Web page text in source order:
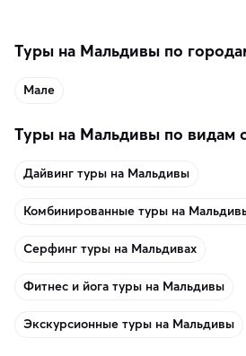
Туры на Мальдивы по
Мале
Туры на Мальдивы по видам
Дайвинг туры на Мальдивы
Комбинированные туры на
Серфинг туры на Мальдивах
Фитнес и йога туры на Мальдивы
Экскурсионные туры на Мальдивы